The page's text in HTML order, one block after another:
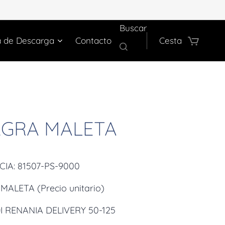
de Descarga Contacto
Buscar
Cesta
MALETA
81507-PS-9000
MALETA (Precio unitario)
RENANIA DELIVERY 50-125